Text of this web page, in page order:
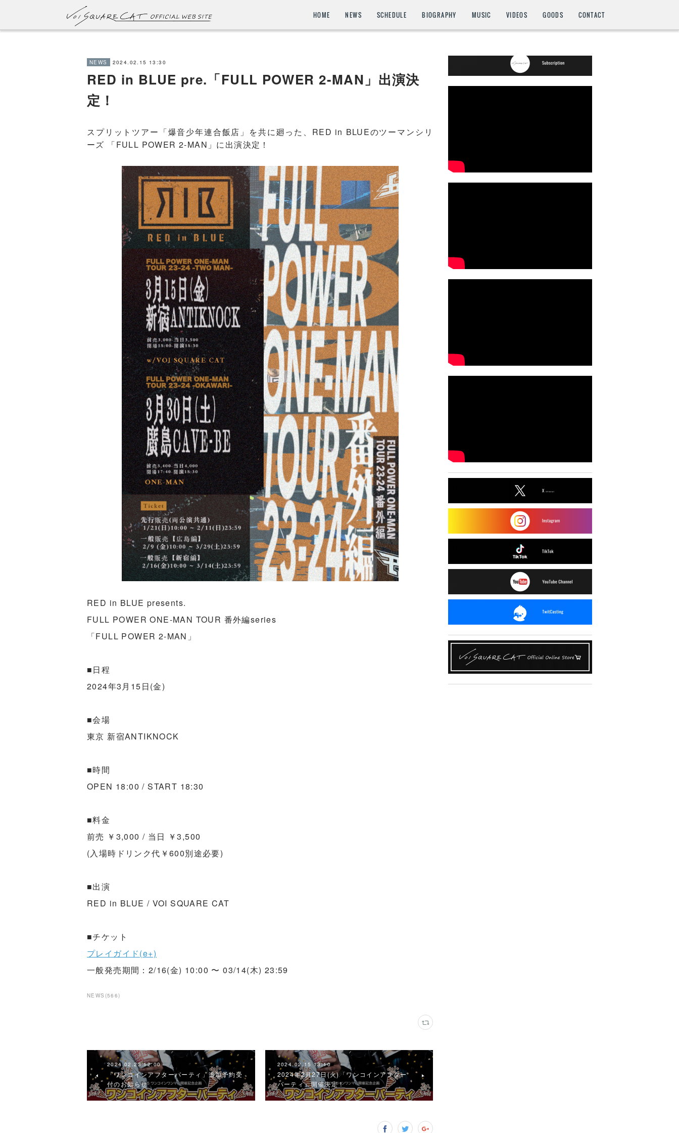
HOME NEWS SCHEDULE BIOGRAPHY MUSIC VIDEOS GOODS CONTACT
NEWS 2024.02.15 13:30
RED in BLUE pre.「FULL POWER 2-MAN」出演決
定！
スプリットツアー「爆音少年連合飯店」を共に廻った、RED in BLUEのツーマンシリ
ーズ 「FULL POWER 2-MAN」に出演決定！
RED in BLUE presents.
FULL POWER ONE-MAN TOUR 番外編series
「FULL POWER 2-MAN」
■日程
2024年3月15日(金)
■会場
東京 新宿ANTIKNOCK
■時間
OPEN 18:00 / START 18:30
■料金
前売 ￥3,000 / 当日 ￥3,500
(入場時ドリンク代￥600別途必要)
■出演
RED in BLUE / VOI SQUARE CAT
■チケット
プレイガイド(e+)
一般発売期間：2/16(金) 10:00 〜 03/14(木) 23:59
NEWS (566)
2024.02.23 12:00
「ワンコインアフターパーティ」追加予約受
付のお知らせ
2024.02.15 13:10
2024年2月27日(火)「ワンコインアフター
パーティ」開催決定！